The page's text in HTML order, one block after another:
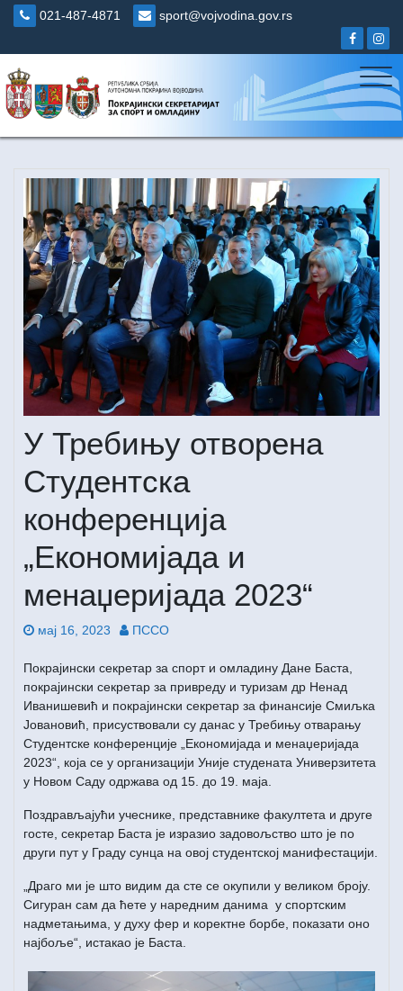
Skip
021-487-4871 sport@vojvodina.gov.rs
У Требињу отворена
Студентска
конференција
„Економијада и
менаџеријада 2023“
мај 16, 2023 ПССО
Покрајински секретар за спорт и омладину Дане Баста,
покрајински секретар за привреду и туризам др Ненад
Иванишевић и покрајински секретар за финансије Смиљка
Јовановић, присуствовали су данас у Требињу отварању
Студентске конференције „Економијада и менаџеријада
2023“, која се у организацији Уније студената Универзитета
у Новом Саду одржава од 15. до 19. маја.
Поздрављајући учеснике, представнике факултета и друге
госте, секретар Баста је изразио задовољство што је по
други пут у Граду сунца на овој студентској манифестацији.
„Драго ми је што видим да сте се окупили у великом броју.
Сигуран сам да ћете у наредним данима у спортским
надметањима, у духу фер и коректне борбе, показати оно
најбоље“, истакао је Баста.